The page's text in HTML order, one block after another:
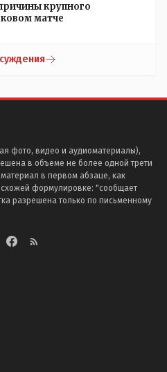
крупного
матче
фото, видео и аудиоматериалы),
в объеме не более одной трети
в первом абзаце, как
формулировке: "сообщает
разрешена только по письменному